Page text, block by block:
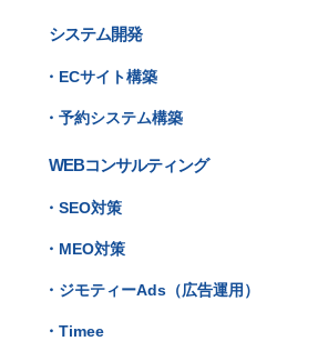
システム開発
・ECサイト構築
・予約システム構築
WEBコンサルティング
・SEO対策
・MEO対策
・ジモティーAds（広告運用）
・Timee